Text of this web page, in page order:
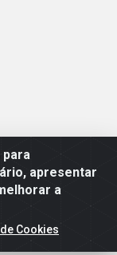
apresentar
a
Cookies
LTDA - CNPJ